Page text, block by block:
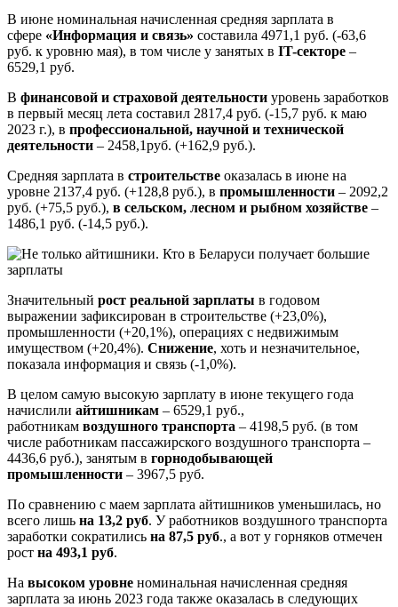
В июне номинальная начисленная средняя зарплата в
сфере «Информация и связь» составила 4971,1 руб. (-63,6
руб. к уровню мая), в том числе у занятых в IT-секторе –
6529,1 руб.
В финансовой и страховой деятельности уровень заработков
в первый месяц лета составил 2817,4 руб. (-15,7 руб. к маю
2023 г.), в профессиональной, научной и технической
деятельности – 2458,1руб. (+162,9 руб.).
Средняя зарплата в строительстве оказалась в июне на
уровне 2137,4 руб. (+128,8 руб.), в промышленности – 2092,2
руб. (+75,5 руб.), в сельском, лесном и рыбном хозяйстве –
1486,1 руб. (-14,5 руб.).
Значительный рост реальной зарплаты в годовом
выражении зафиксирован в строительстве (+23,0%),
промышленности (+20,1%), операциях с недвижимым
имуществом (+20,4%). Снижение, хоть и незначительное,
показала информация и связь (-1,0%).
В целом самую высокую зарплату в июне текущего года
начислили айтишникам – 6529,1 руб.,
работникам воздушного транспорта – 4198,5 руб. (в том
числе работникам пассажирского воздушного транспорта –
4436,6 руб.), занятым в горнодобывающей
промышленности – 3967,5 руб.
По сравнению с маем зарплата айтишников уменьшилась, но
всего лишь на 13,2 руб. У работников воздушного транспорта
заработки сократились на 87,5 руб., а вот у горняков отмечен
рост на 493,1 руб.
На высоком уровне номинальная начисленная средняя
зарплата за июнь 2023 года также оказалась в следующих